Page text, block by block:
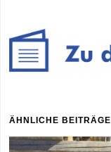
ÄHNLICHE BEITRÄGE